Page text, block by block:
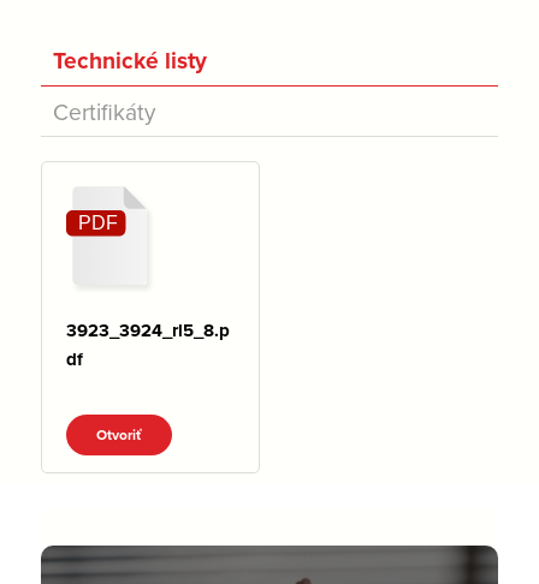
Technické listy
Certifikáty
3923_3924_rl5_8.p
df
Otvoriť